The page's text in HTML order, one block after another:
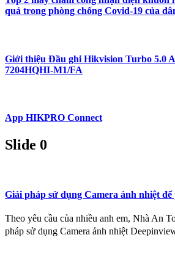
quả trong phòng chống Covid-19 của
Giới thiệu Đầu ghi Hikvision Turbo 5.0
7204HQHI-M1/FA
App HIKPRO Connect
Slide 0
Giải pháp sử dụng Camera ảnh nhiệt
Theo yêu cầu của nhiều anh em, Nhà An
pháp sử dụng Camera ảnh nhiệt